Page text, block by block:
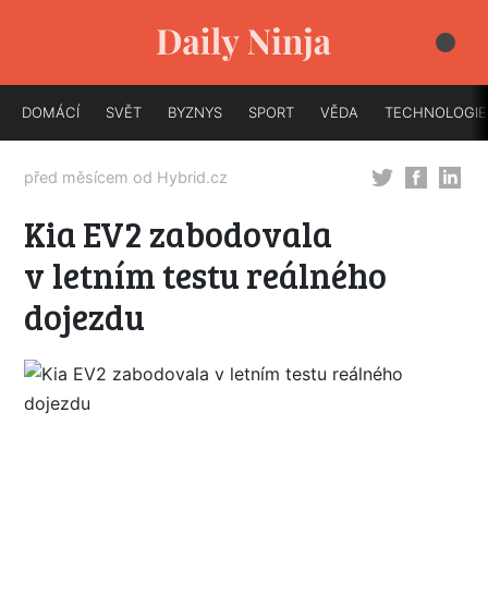
DOMÁCÍ SVĚT BYZNYS SPORT VĚDA TECHNOLOGIE
před měsícem od Hybrid.cz
Kia EV2 zabodovala
v letním testu reálného
dojezdu